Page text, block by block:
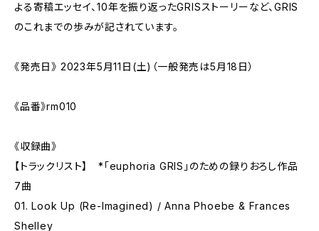
よる寄稿エッセイ、10年を振り返ったGRISストーリーなど、GRIS
のこれまでの歩みが記されています。
《発売日》 2023年5月11日(土)（一般発売は5月18日）
《品番》rm010
《収録曲》
【トラックリスト】 *「euphoria GRIS」のための録りおろし作品
7曲
01. Look Up (Re-Imagined) / Anna Phoebe & Frances
Shelley